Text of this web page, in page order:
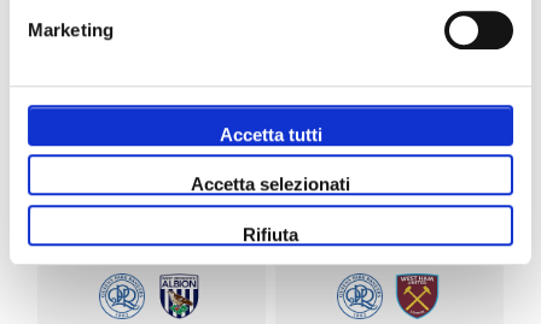
Marketing
Accetta tutti
Accetta selezionati
Rifiuta
crea il tuo viaggio
Altre corrispondenze che potrebbero piacerti: